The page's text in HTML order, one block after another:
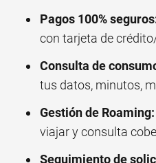
Pagos 100%
con tarjeta de
Consulta de
tus datos, minutos,
Gestión de Roaming:
viajar y consulta
Seguimiento de